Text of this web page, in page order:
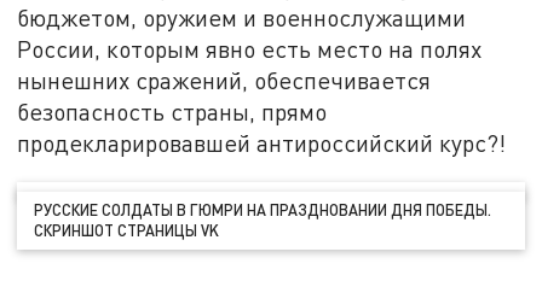
бюджетом, оружием и военнослужащими
России, которым явно есть место на полях
нынешних сражений, обеспечивается
безопасность страны, прямо
продекларировавшей антироссийский курс?!
РУССКИЕ СОЛДАТЫ В ГЮМРИ НА ПРАЗДНОВАНИИ ДНЯ ПОБЕДЫ.
СКРИНШОТ СТРАНИЦЫ VK